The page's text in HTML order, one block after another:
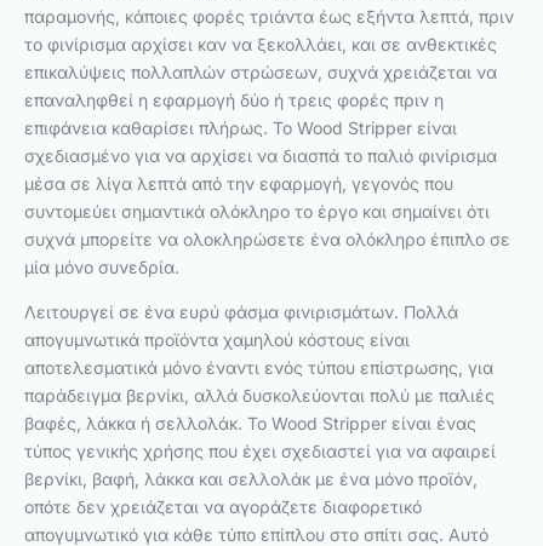
παραμονής, κάποιες φορές τριάντα έως εξήντα λεπτά, πριν
το φινίρισμα αρχίσει καν να ξεκολλάει, και σε ανθεκτικές
επικαλύψεις πολλαπλών στρώσεων, συχνά χρειάζεται να
επαναληφθεί η εφαρμογή δύο ή τρεις φορές πριν η
επιφάνεια καθαρίσει πλήρως. Το Wood Stripper είναι
σχεδιασμένο για να αρχίσει να διασπά το παλιό φινίρισμα
μέσα σε λίγα λεπτά από την εφαρμογή, γεγονός που
συντομεύει σημαντικά ολόκληρο το έργο και σημαίνει ότι
συχνά μπορείτε να ολοκληρώσετε ένα ολόκληρο έπιπλο σε
μία μόνο συνεδρία.
Λειτουργεί σε ένα ευρύ φάσμα φινιρισμάτων. Πολλά
απογυμνωτικά προϊόντα χαμηλού κόστους είναι
αποτελεσματικά μόνο έναντι ενός τύπου επίστρωσης, για
παράδειγμα βερνίκι, αλλά δυσκολεύονται πολύ με παλιές
βαφές, λάκκα ή σελλολάκ. Το Wood Stripper είναι ένας
τύπος γενικής χρήσης που έχει σχεδιαστεί για να αφαιρεί
βερνίκι, βαφή, λάκκα και σελλολάκ με ένα μόνο προϊόν,
οπότε δεν χρειάζεται να αγοράζετε διαφορετικό
απογυμνωτικό για κάθε τύπο επίπλου στο σπίτι σας. Αυτό